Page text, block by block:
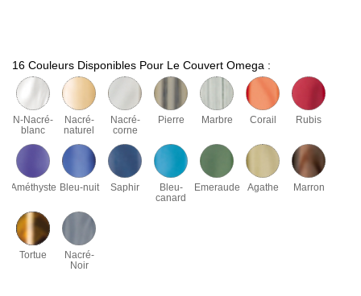
16 Couleurs Disponibles Pour Le Couvert Omega :
N-Nacré-
blanc
Nacré-
naturel
Nacré-
corne
Pierre Marbre Corail Rubis
Améthyste Bleu-nuit Saphir
Bleu-
canard
Emeraude Agathe Marron
Tortue
Nacré-
Noir